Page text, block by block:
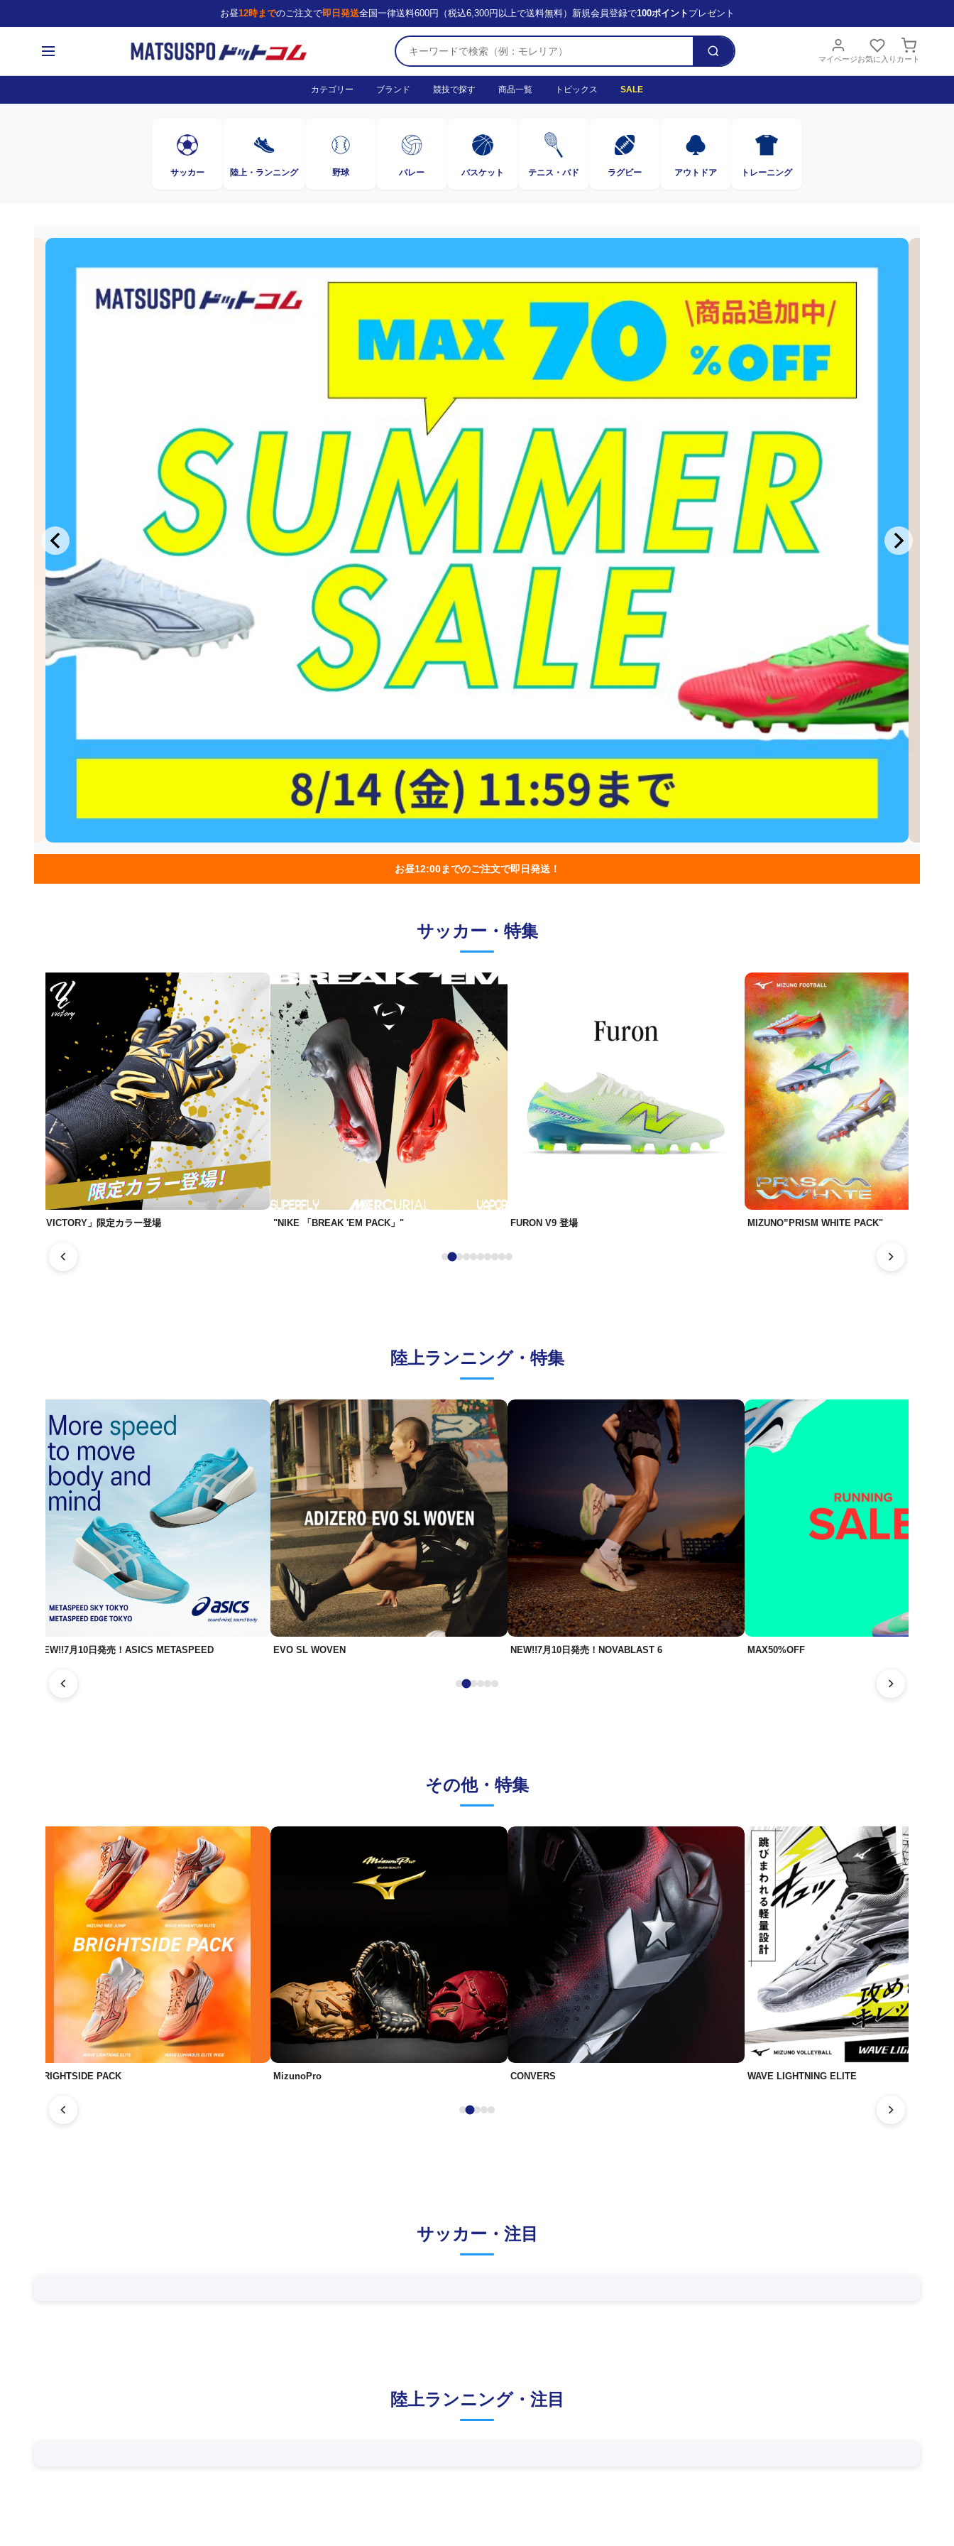
お昼12時までのご注文で即日発送全国一律送料600円（税込6,300円以上で送料無料） 新規会員登録で100ポイント プレゼント
マイページお気に入り カート
カテゴリー ブランド 競技で探す 商品一覧 トピックス SALE
サッカー 陸上・ランニング 野球 バレー バスケット テニス・バド ラグビー アウトドア トレーニング
お昼12:00までのご注文で即日発送！
サッカー・特集
「VICTORY」限定カラー登場 "NIKE 「BREAK 'EM PACK」" FURON V9 登場 MIZUNO”PRISM WHITE PACK"
陸上ランニング・特集
NEW!!7月10日発売！ASICS METASPEED EVO SL WOVEN NEW!!7月10日発売！NOVABLAST 6 MAX50%OFF
その他・特集
BRIGHTSIDE PACK MizunoPro CONVERS WAVE LIGHTNING ELITE
サッカー・注目
陸上ランニング・注目